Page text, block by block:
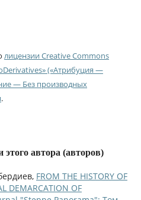
лицензии Creative Commons
(«Атрибуция —
— Без производных
.
автора (авторов)
FROM THE HISTORY OF
DEMARCATION OF